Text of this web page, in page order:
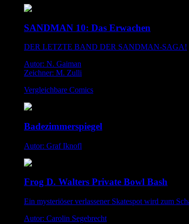
SANDMAN 10: Das Erwachen
DER LETZTE BAND DER SANDMAN-SAGA!
Autor: N. Gaiman
Zeichner: M. Zulli
Vergleichbare Comics
Badezimmerspiegel
Autor: Graf Iknofl
Frog D. Walters Private Bowl Bash
Ein mysteriöser verlassener Skatespot wird zum
Autor: Carolin Segebrecht